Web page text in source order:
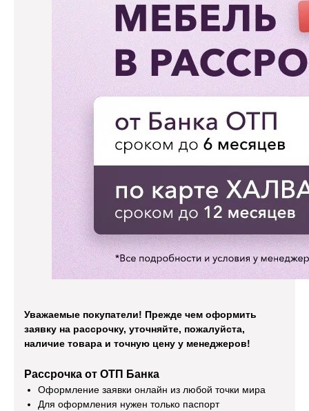
Уважаемые покупатели! Прежде чем оформить
заявку на рассрочку, уточняйте, пожалуйста,
наличие товара и точную цену у менеджеров!
Рассрочка от ОТП Банка
Оформление заявки онлайн из любой точки мира
Для оформления нужен только паспорт